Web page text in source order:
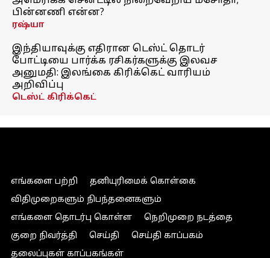
பின்னணி என்ன?
ரஷ்யா
இந்தியாவுக்கு எதிரான டெஸ்ட் தொடர்
போட்டியை பார்க்க ரசிகர்களுக்கு இலவச
அனுமதி: இலங்கை கிரிக்கெட் வாரியம்
அறிவிப்பு
டெஸ்ட் கிரிக்கெட்
எங்களை பற்றி
தனியுரிமைக் கொள்கை
விதிமுறைகளும் நிபந்தனைகளும்
எங்களை தொடர்பு கொள்ள
நெறிமுறை நடத்தை
குறை நிவர்த்தி
செய்தி
செய்தி காப்பகம்
தலைப்புகள் காப்பகங்கள்